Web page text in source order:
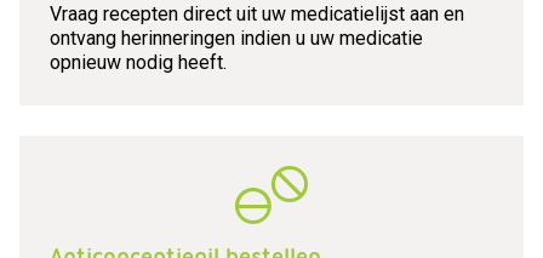
Vraag recepten direct uit uw medicatielijst aan en
ontvang herinneringen indien u uw medicatie
opnieuw nodig heeft.